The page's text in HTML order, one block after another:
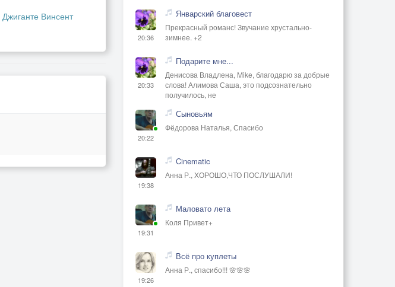
Джиганте Винсент
20:36
Январский благовест
Прекрасный романс! Звучание хрустально-
зимнее. +2
20:33
Подарите мне...
Денисова Владлена, Mike, благодарю за добрые
слова! Алимова Саша, это подсознательно
получилось, не
20:22
Сыновьям
Фёдорова Наталья, Спасибо
19:38
Cinematic
Анна Р., ХОРОШО,ЧТО ПОСЛУШАЛИ!
19:31
Маловато лета
Коля Привет+
19:26
Всё про куплеты
Анна Р., спасибо!!! 🌸🌸🌸